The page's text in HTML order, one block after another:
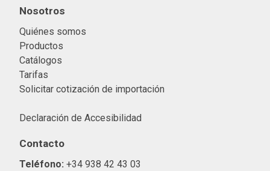
Nosotros
Quiénes somos
Productos
Catálogos
Tarifas
Solicitar cotización de importación
Declaración de Accesibilidad
Contacto
Teléfono: +34 938 42 43 03